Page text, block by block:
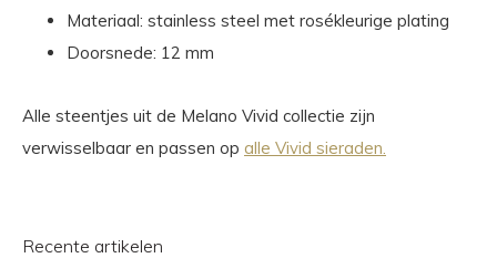
Materiaal: stainless steel met rosékleurige plating
Doorsnede: 12 mm
Alle steentjes uit de Melano Vivid collectie zijn
verwisselbaar en passen op alle Vivid sieraden.
Recente artikelen